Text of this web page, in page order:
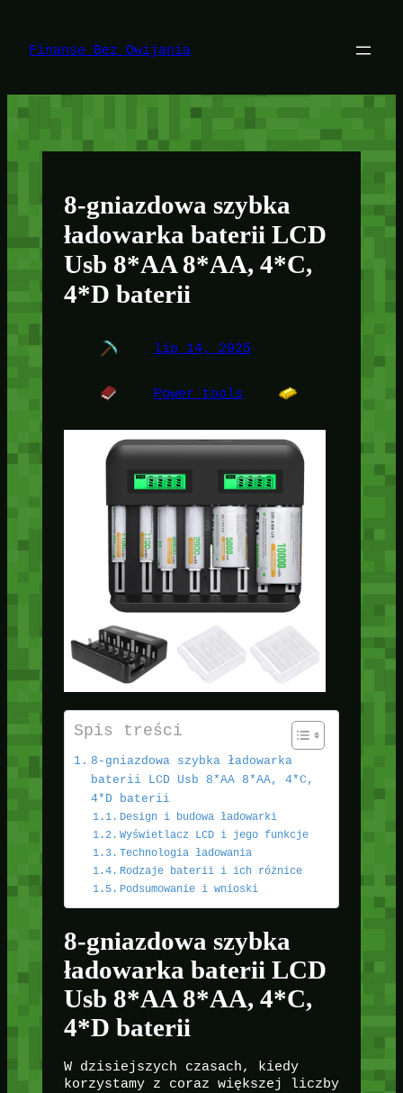
treści
Finanse Bez Owijania
8-gniazdowa szybka
ładowarka baterii LCD
Usb 8*AA 8*AA, 4*C,
4*D baterii
lip 14, 2025
Power tools
Spis treści
8-gniazdowa szybka ładowarka
baterii LCD Usb 8*AA 8*AA, 4*C,
4*D baterii
Design i budowa ładowarki
Wyświetlacz LCD i jego funkcje
Technologia ładowania
Rodzaje baterii i ich różnice
Podsumowanie i wnioski
8-gniazdowa szybka
ładowarka baterii LCD
Usb 8*AA 8*AA, 4*C,
4*D baterii
W dzisiejszych czasach, kiedy
korzystamy z coraz większej liczby